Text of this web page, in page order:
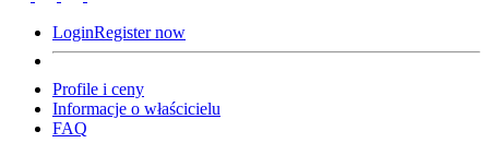
LoginRegister now
Profile i ceny
Informacje o właścicielu
FAQ